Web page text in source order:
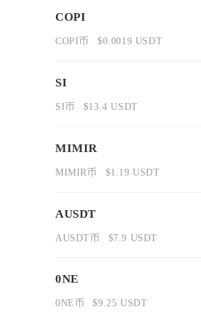
COPI
COPI币 $0.0019 USDT
SI
SI币 $13.4 USDT
MIMIR
MIMIR币 $1.19 USDT
AUSDT
AUSDT币 $7.9 USDT
0NE
0NE币 $9.25 USDT